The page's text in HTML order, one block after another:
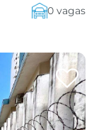
0 vagas